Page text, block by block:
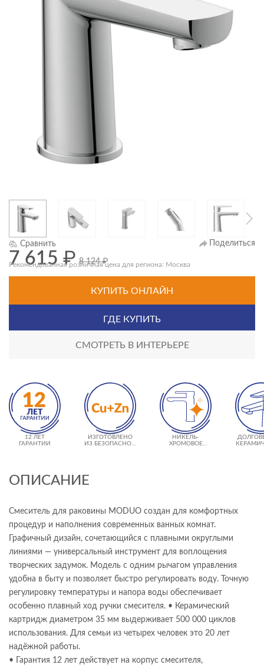
Сравнить Поделиться
7 615₽ 8 124₽
Рекомендованная розничная цена для региона: Москва
КУПИТЬ ОНЛАЙН
ГДЕ КУПИТЬ
СМОТРЕТЬ В ИНТЕРЬЕРЕ
12 ЛЕТ
ГАРАНТИИ
ИЗГОТОВЛЕНО
ИЗ БЕЗОПАСНОЙ
НИКЕЛЬ-
ХРОМОВОЕ
ОПИСАНИЕ
Смеситель для раковины MODUO создан для комфортных
процедур и наполнения современных ванных комнат.
Графичный дизайн, сочетающийся с плавными округлыми
линиями — универсальный инструмент для воплощения
творческих задумок. Модель с одним рычагом управления
удобна в быту и позволяет быстро регулировать воду. Точную
регулировку температуры и напора воды обеспечивает
особенно плавный ход ручки смесителя. • Керамический
картридж диаметром 35 мм выдерживает 500 000 циклов
использования. Для семьи из четырех человек это 20 лет
надёжной работы.
• Гарантия 12 лет действует на корпус смесителя,